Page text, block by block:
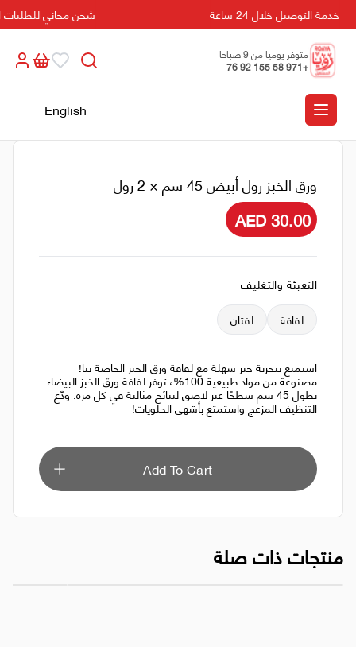
خدمة التوصيل خلال 24 ساعة شحن مجاني للطلبات التي
متوفر يوميا من 9 صباحا
الى 5 مسائا
+971 58 155 92 76
English
ورق الخبز رول أبيض 45 سم × 2 رول
AED 30.00
التعبئة والتغليف
لفافة
لفتان
استمتع بتجربة خبز سهلة مع لفافة ورق الخبز الخاصة بنا!
مصنوعة من مواد طبيعية 100%، توفر لفافة ورق الخبز البيضاء
بطول 45 سم سطحًا غير لاصق لنتائج مثالية في كل مرة. ودّع
التنظيف المزعج واستمتع بأشهى الحلويات!
Add To Cart
منتجات ذات صلة
اسفنجة تنظيف 2 قطعة